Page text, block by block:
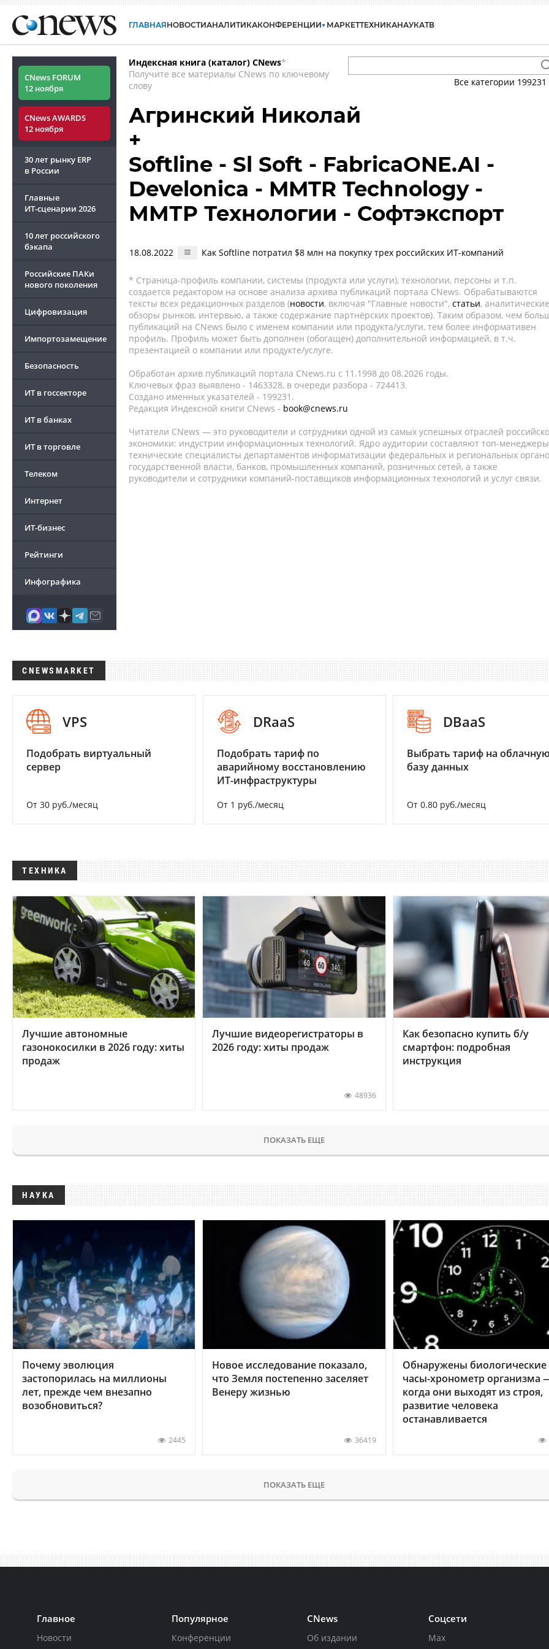
ГЛАВНАЯНОВОСТИАНАЛИТИКАКОНФЕРЕНЦИИ МАРКЕТТЕХНИКАНАУКАТВ
CNews FORUM
12 ноября
CNews AWARDS
12 ноября
30 лет рынку ERP
в России
Главные
ИТ-сценарии 2026
10 лет российского
бэкапа
Российские ПАКи
нового поколения
Цифровизация
Импортозамещение
Безопасность
ИТ в госсекторе
ИТ в банках
ИТ в торговле
Телеком
Интернет
ИТ-бизнес
Рейтинги
Инфографика
Индексная книга (каталог) CNews*
Получите все материалы CNews по ключевому
слову
Все категории 199231
Агринский Николай
+
Softline - Sl Soft - FabricaONE.AI -
Develonica - MMTR Technology -
ММТР Технологии - Софтэкспорт
18.08.2022 Как Softline потратил $8 млн на покупку трех российских ИТ-компаний
* Страница-профиль компании, системы (продукта или услуги), технологии, персоны и т.п.
создается редактором на основе анализа архива публикаций портала CNews. Обрабатываются
тексты всех редакционных разделов (новости, включая "Главные новости", статьи, аналитические
обзоры рынков, интервью, а также содержание партнёрских проектов). Таким образом, чем
публикаций на CNews было с именем компании или продукта/услуги, тем более информативен
профиль. Профиль может быть дополнен (обогащен) дополнительной информацией, в т.ч.
презентацией о компании или продукте/услуге.
Обработан архив публикаций портала CNews.ru c 11.1998 до 08.2026 годы.
Ключевых фраз выявлено - 1463328, в очереди разбора - 724413.
Создано именных указателей - 199231.
Редакция Индексной книги CNews - book@cnews.ru
Читатели CNews — это руководители и сотрудники одной из самых успешных отраслей
экономики: индустрии информационных технологий. Ядро аудитории составляют топ-
технические специалисты департаментов информатизации федеральных и региональных
государственной власти, банков, промышленных компаний, розничных сетей, а также
руководители и сотрудники компаний-поставщиков информационных технологий и услуг связи.
CNEWSMARKET
VPS
Подобрать виртуальный
сервер
От 30 руб./месяц
DRaaS
Подобрать тариф по
аварийному восстановлению
ИТ-инфраструктуры
От 1 руб./месяц
DBaaS
Выбрать тариф на
базу данных
От 0.80 руб./месяц
ТЕХНИКА
Лучшие автономные
газонокосилки в 2026 году: хиты
продаж
Лучшие видеорегистраторы в
2026 году: хиты продаж
48936
Как безопасно купить б/у
смартфон: подробная
инструкция
ПОКАЗАТЬ ЕЩЕ
НАУКА
Почему эволюция
застопорилась на миллионы
лет, прежде чем внезапно
возобновиться?
2445
Новое исследование показало,
что Земля постепенно заселяет
Венеру жизнью
36419
Обнаружены биологические
часы-хронометр организма
когда они выходят из строя,
развитие человека
останавливается
ПОКАЗАТЬ ЕЩЕ
Главное
Новости
Популярное
Конференции
CNews
Об издании
Соцсети
Max